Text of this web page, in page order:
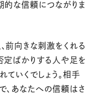
的な信頼につながりま
前向きな刺激をくれる
定ばかりする人や足を
いくでしょう。相手
、あなたへの信頼はさ